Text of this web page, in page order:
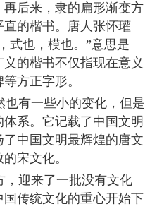
后来，隶的扁形渐变方
的楷书。唐人张怀瓘
式也，模也。”意思是
的楷书不仅指现在意义
方正字形。
有一些小的变化，但是
系。它记载了中国文明
中国文明最辉煌的唐文
宋文化。
迎来了一批没有文化
传统文化的重心开始下